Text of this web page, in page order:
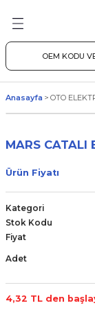
Anasayfa OTO
MARS CATALI
Ürün Fiyatı
Kategori
Stok Kodu
Fiyat
Adet
4,32 TL den